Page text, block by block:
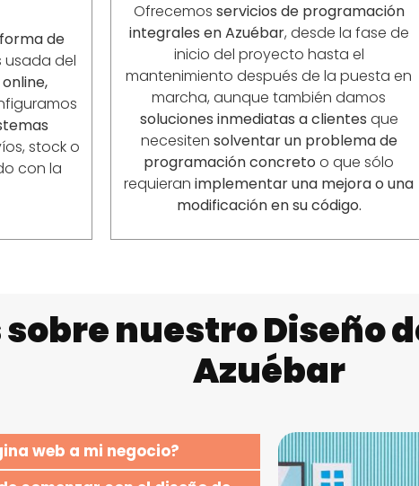
de
usada del
stock o
con la
Ofrecemos servicios de programación
integrales en Azuébar, desde la fase de
inicio del proyecto hasta el
mantenimiento después de la puesta en
marcha, aunque también damos
soluciones inmediatas a clientes que
necesiten solventar un problema de
programación concreto o que sólo
requieranimplementar una mejora o una
modificación en su código.
nuestro Diseño
Azuébar
web a mi negocio?